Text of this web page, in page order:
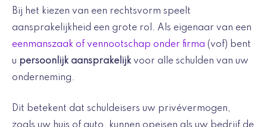
Bij het kiezen van een rechtsvorm speelt
aansprakelijkheid een grote rol. Als eigenaar van een
eenmanszaak of vennootschap onder firma (vof) bent
u persoonlijk aansprakelijk voor alle schulden van uw
onderneming.
Dit betekent dat schuldeisers uw privévermogen,